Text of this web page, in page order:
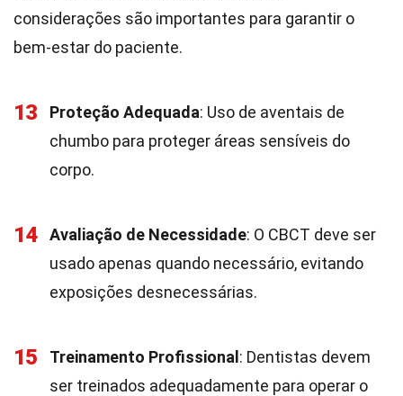
considerações são importantes para garantir o
bem-estar do paciente.
13 Proteção Adequada: Uso de aventais de
chumbo para proteger áreas sensíveis do
corpo.
14 Avaliação de Necessidade: O CBCT deve ser
usado apenas quando necessário, evitando
exposições desnecessárias.
15 Treinamento Profissional : Dentistas devem
ser treinados adequadamente para operar o